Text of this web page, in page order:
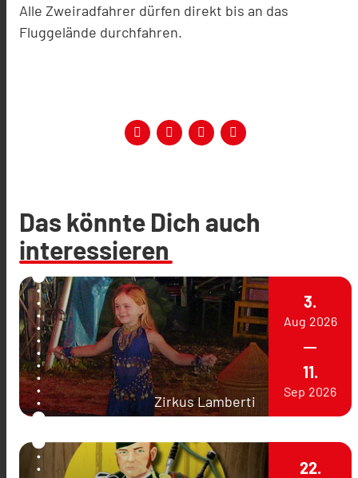
Alle Zweiradfahrer dürfen direkt bis an das
Fluggelände durchfahren.
Das könnte Dich auch
interessieren
Zirkus Lamberti
3.
Aug 2026
11.
Sep 2026
22.